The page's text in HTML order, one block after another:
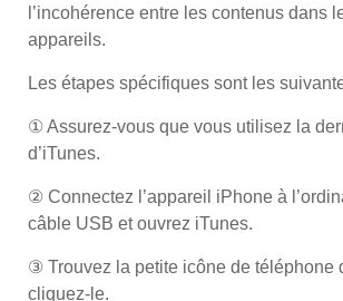
l’incohérence entre les contenus dans
appareils.
Les étapes spécifiques sont les
① Assurez-vous que vous utilisez la
d’iTunes.
② Connectez l’appareil iPhone à
câble USB et ouvrez iTunes.
③ Trouvez la petite icône de téléphone
cliquez-le.